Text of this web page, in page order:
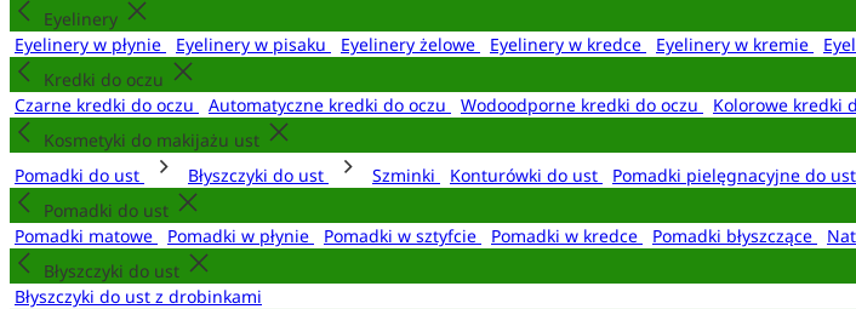
Eyelinery
Eyelinery w płynie
Eyelinery w pisaku Eyelinery żelowe Eyelinery w kredce Eyelinery w kremie
Kredki do oczu
Czarne kredki do oczu
Automatyczne kredki do oczu Wodoodporne kredki do oczu
Kolorowe kredki
Kosmetyki do makijażu ust
Pomadki do ust
Błyszczyki do ust Szminki Konturówki do ust Pomadki pielęgnacyjne do ust
Pomadki do ust
Pomadki matowe
Pomadki w płynie Pomadki w sztyfcie Pomadki w kredce Pomadki błyszczące
Błyszczyki do ust
Błyszczyki do ust z drobinkami